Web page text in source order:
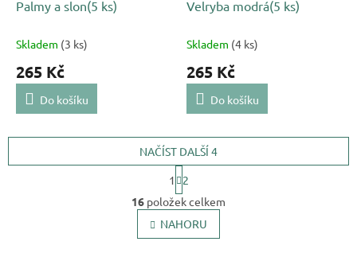
Palmy a slon(5 ks)
Skladem (3 ks)
265 Kč
Do košíku
Velryba modrá(5 ks)
Skladem (4 ks)
265 Kč
Do košíku
O
v
l
á
NAČÍST DALŠÍ 4
S
t
r
á
n
k
1
2
16 položek celkem
NAHORU